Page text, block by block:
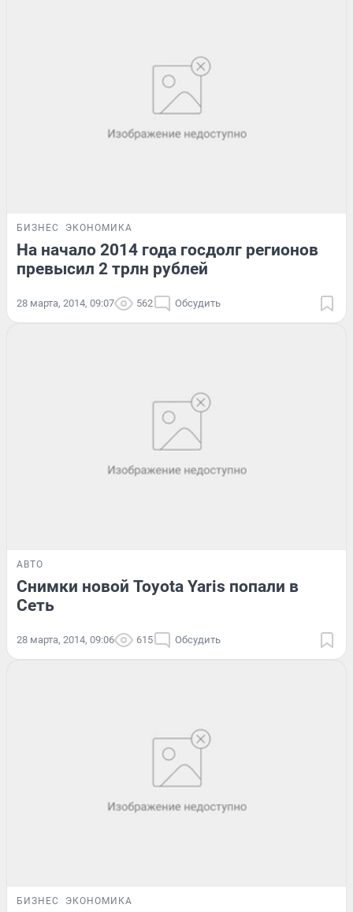
БИЗНЕС ЭКОНОМИКА
На начало 2014 года госдолг регионов
превысил 2 трлн рублей
28 марта, 2014, 09:07 562 Обсудить
АВТО
Снимки новой Toyota Yaris попали в
Сеть
28 марта, 2014, 09:06 615 Обсудить
БИЗНЕС ЭКОНОМИКА